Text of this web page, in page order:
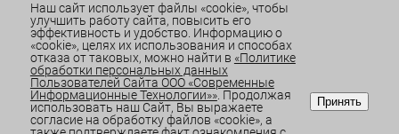
Email:office@sitdv.ru
График работы Пн-Пт: с 9:00 до 18:00 Сб/Вс: Выходной
Наш сайт использует файлы «cookie», чтобы
улучшить работу сайта, повысить его
эффективность и удобство. Информацию о
«cookie», целях их использования и способах
отказа от таковых, можно найти в «Политике
обработки персональных данных
Пользователей Сайта ООО «Современные
Информационные Технологии»». Продолжая
использовать наш Сайт, Вы выражаете
согласие на обработку файлов «cookie», а
Принять